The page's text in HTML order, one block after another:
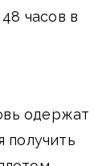
часов в
одержат
получить